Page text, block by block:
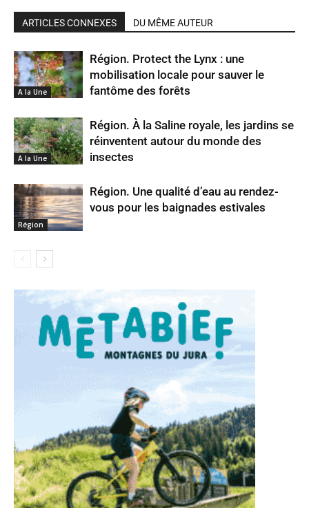
ARTICLES CONNEXES DU MÊME AUTEUR
A la Une
Région. Protect the Lynx : une
mobilisation locale pour sauver le
fantôme des forêts
A la Une
Région. À la Saline royale, les jardins se
réinventent autour du monde des
insectes
Région
Région. Une qualité d’eau au rendez-
vous pour les baignades estivales